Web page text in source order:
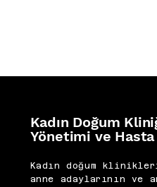
Kadın Doğum
Yönetimi ve Hasta
Kadın doğum
anne adaylarının ve